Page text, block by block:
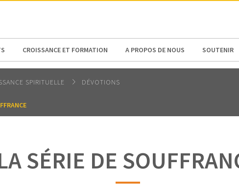
CROISSANCE ET FORMATION A PROPOS DE NOUS SOUTENIR
SPIRITUELLE DÉVOTIONS
SÉRIE DE